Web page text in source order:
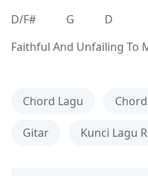
D/F# G D
Faithful And Unfailing To
Chord Lagu
Gitar Kunci Lagu